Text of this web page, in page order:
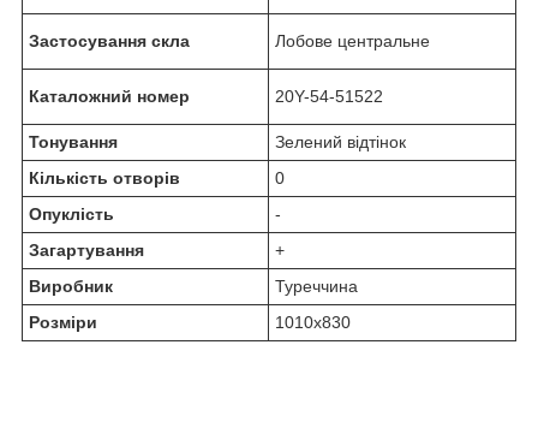
Застосування скла Лобове центральне
Каталожний номер 20Y-54-51522
Тонування
Зелений відтінок
Кількість отворів
0
Опуклість
-
Загартування
+
Виробник
Туреччина
Розміри
1010х830